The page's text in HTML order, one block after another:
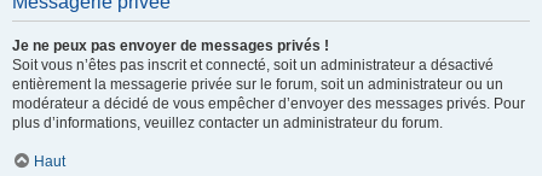
Je ne peux pas envoyer de messages privés !
Soit vous n’êtes pas inscrit et connecté, soit un administrateur a désactivé
entièrement la messagerie privée sur le forum, soit un administrateur ou un
modérateur a décidé de vous empêcher d’envoyer des messages privés. Pour
plus d’informations, veuillez contacter un administrateur du forum.
Haut